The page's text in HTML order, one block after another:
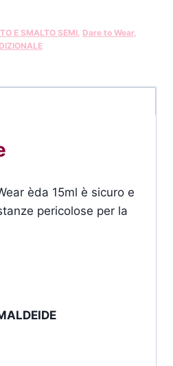
E SMALTO SEMI Dare to Wear,
èda 15ml è sicuro e
pericolose per la